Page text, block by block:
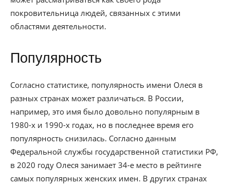
покровительница людей, связанных с этими
областями деятельности.
Популярность
Согласно статистике, популярность имени Олеся в
разных странах может различаться. В России,
например, это имя было довольно популярным в
1980-х и 1990-х годах, но в последнее время его
популярность снизилась. Согласно данным
Федеральной службы государственной статистики РФ,
в 2020 году Олеся занимает 34-е место в рейтинге
самых популярных женских имен. В других странах